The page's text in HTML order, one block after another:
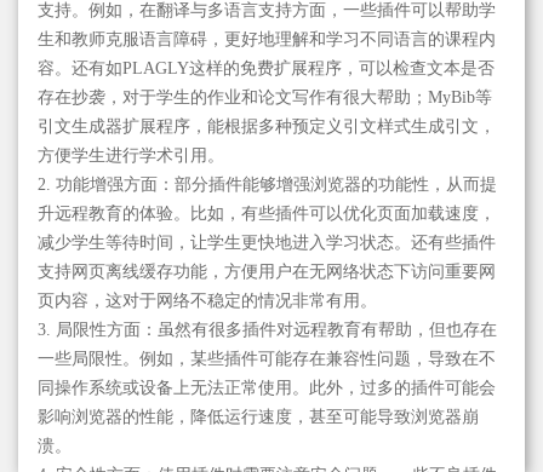
支持。例如，在翻译与多语言支持方面，一些插件可以帮助学
生和教师克服语言障碍，更好地理解和学习不同语言的课程内
容。还有如PLAGLY这样的免费扩展程序，可以检查文本是否
存在抄袭，对于学生的作业和论文写作有很大帮助；MyBib等
引文生成器扩展程序，能根据多种预定义引文样式生成引文，
方便学生进行学术引用。
2. 功能增强方面：部分插件能够增强浏览器的功能性，从而提
升远程教育的体验。比如，有些插件可以优化页面加载速度，
减少学生等待时间，让学生更快地进入学习状态。还有些插件
支持网页离线缓存功能，方便用户在无网络状态下访问重要网
页内容，这对于网络不稳定的情况非常有用。
3. 局限性方面：虽然有很多插件对远程教育有帮助，但也存在
一些局限性。例如，某些插件可能存在兼容性问题，导致在不
同操作系统或设备上无法正常使用。此外，过多的插件可能会
影响浏览器的性能，降低运行速度，甚至可能导致浏览器崩
溃。